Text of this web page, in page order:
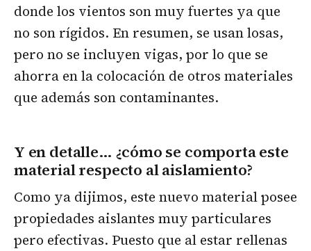
donde los vientos son muy fuertes ya que
no son rígidos. En resumen, se usan losas,
pero no se incluyen vigas, por lo que se
ahorra en la colocación de otros materiales
que además son contaminantes.
Y en detalle… ¿cómo se comporta este
material respecto al aislamiento?
Como ya dijimos, este nuevo material posee
propiedades aislantes muy particulares
pero efectivas. Puesto que al estar rellenas